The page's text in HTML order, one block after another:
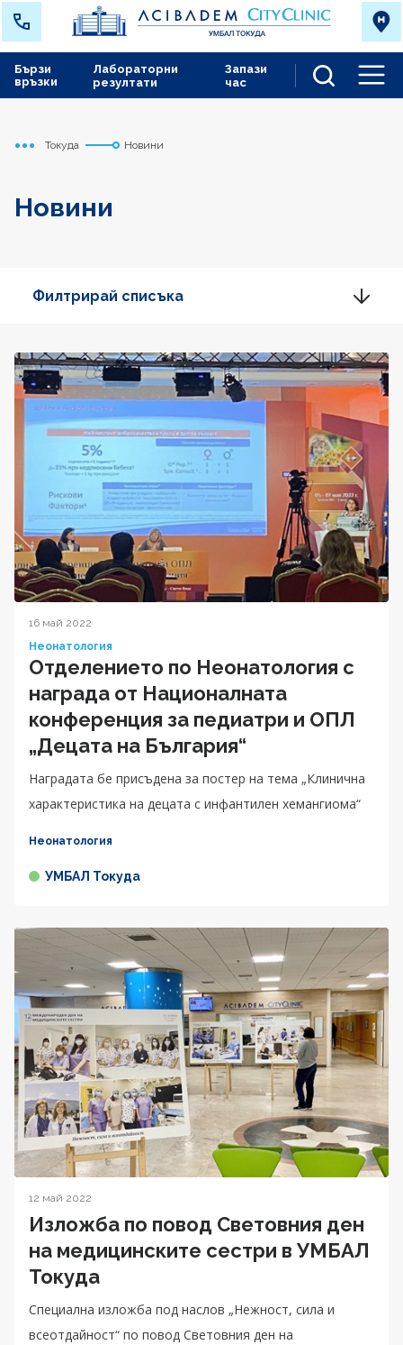
Лабораторни
резултати
Запази
час
Бързи
връзки
Начало
Токуда Новини
Новини
Филтрирай списъка
16 май 2022
Неонатология
Отделението по Неонатология с
награда от Националната
конференция за педиатри и ОПЛ
„Децата на България“
Наградата бе присъдена за постер на тема „Клинична
характеристика на децата с инфантилен хемангиома“
Неонатология
УМБАЛ Токуда
12 май 2022
Изложба по повод Световния ден
на медицинските сестри в УМБАЛ
Токуда
Специална изложба под наслов „Нежност, сила и
всеотдайност“ по повод Световния ден на